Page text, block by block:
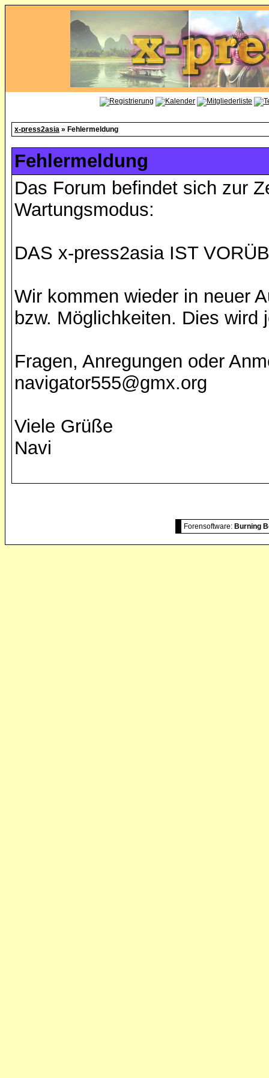
x-press2asia » Fehlermeldung
Fehlermeldung
Das Forum befindet sich zur
Wartungsmodus:
DAS x-press2asia IST
Wir kommen wieder in neuer
bzw. Möglichkeiten. Dies
Fragen, Anregungen oder
navigator555@gmx.org
Viele Grüße
Navi
Forensoftware: Burning